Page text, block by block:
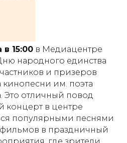
15:00 в Медиацентре
народного единства
и призеров
кинопесни им. поэта
Это отличный повод
концерт в центре
популярными песнями
в праздничный